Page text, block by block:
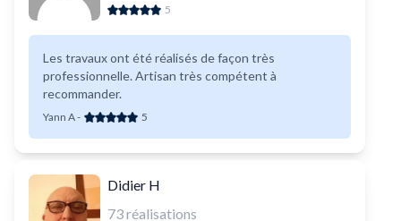
5
Les travaux ont été réalisés de façon très
professionnelle. Artisan très compétent à
recommander.
Yann A- 5
Didier H
73réalisations